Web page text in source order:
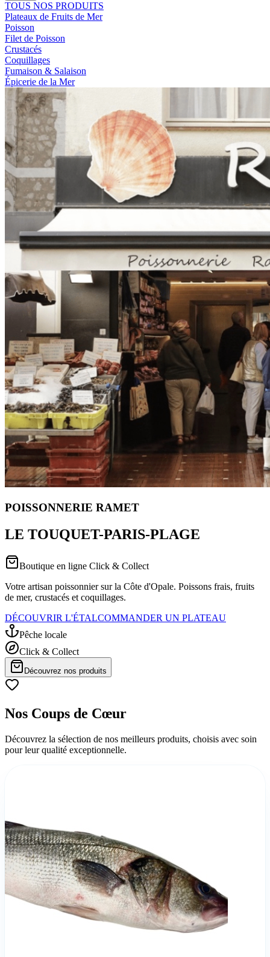
TOUS NOS PRODUITS
Plateaux de Fruits de Mer
Poisson
Filet de Poisson
Crustacés
Coquillages
Fumaison & Salaison
Épicerie de la Mer
POISSONNERIE RAMET
LE TOUQUET-PARIS-PLAGE
Boutique en ligne Click & Collect
Votre artisan poissonnier sur la Côte d'Opale. Poissons frais, fruits
de mer, crustacés et coquillages.
DÉCOUVRIR L'ÉTALCOMMANDER UN PLATEAU
Pêche locale
Click & Collect
Découvrez nos produits
Nos Coups de Cœur
Découvrez la sélection de nos meilleurs produits, choisis avec soin
pour leur qualité exceptionnelle.